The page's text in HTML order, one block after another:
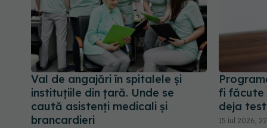
Val de angajări în spitalele și
instituțiile din țară. Unde se
caută asistenți medicali și
brancardieri
fi făcute
deja
15 iul 2026,